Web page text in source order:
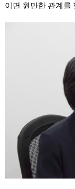
이면 원만한 관계를